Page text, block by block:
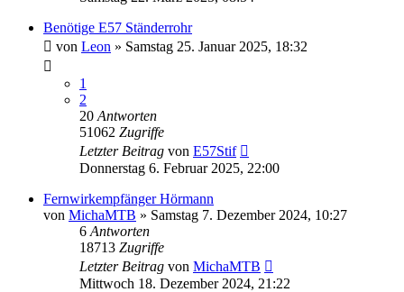
Benötige E57 Ständerrohr
von Leon » Samstag 25. Januar 2025, 18:32
1
2
20 Antworten
51062 Zugriffe
Letzter Beitrag von E57Stif
Donnerstag 6. Februar 2025, 22:00
Fernwirkempfänger Hörmann
von MichaMTB » Samstag 7. Dezember 2024, 10:27
6 Antworten
18713 Zugriffe
Letzter Beitrag von MichaMTB
Mittwoch 18. Dezember 2024, 21:22